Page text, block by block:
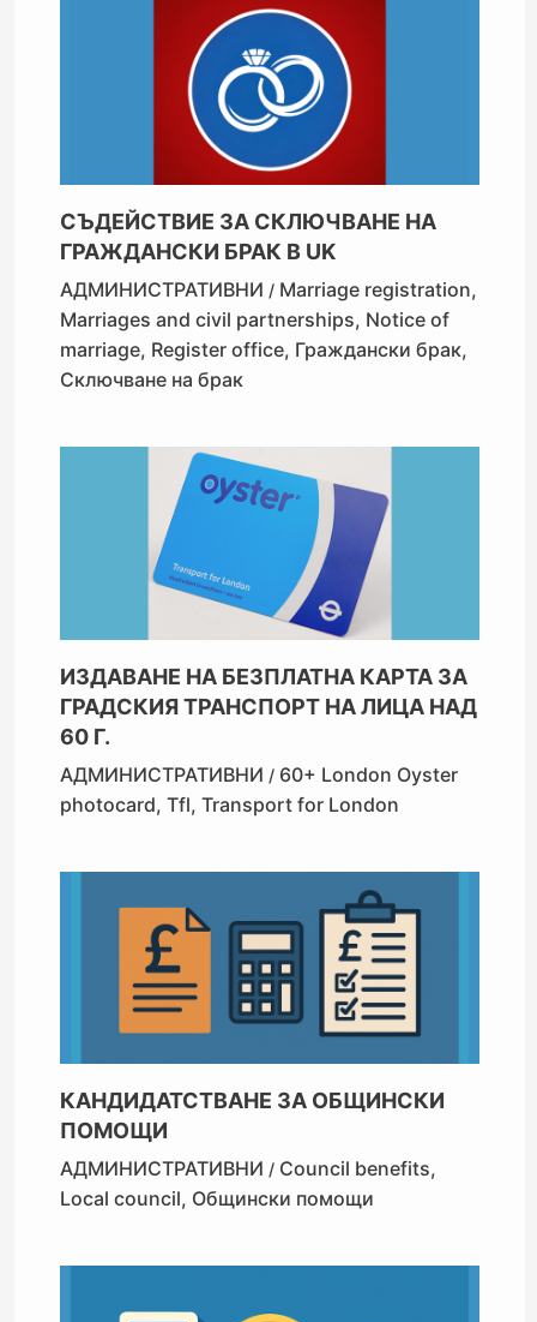
СЪДЕЙСТВИЕ ЗА СКЛЮЧВАНЕ НА
ГРАЖДАНСКИ БРАК В UK
АДМИНИСТРАТИВНИ / Marriage registration,
Marriages and civil partnerships, Notice of
marriage, Register office, Граждански брак,
Сключване на брак
ИЗДАВАНЕ НА БЕЗПЛАТНА КАРТА ЗА
ГРАДСКИЯ ТРАНСПОРТ НА ЛИЦА НАД
60 Г.
АДМИНИСТРАТИВНИ / 60+ London Oyster
photocard,Tfl,Transport for London
КАНДИДАТСТВАНЕ ЗА ОБЩИНСКИ
ПОМОЩИ
АДМИНИСТРАТИВНИ / Council benefits,
Local council, Общински помощи